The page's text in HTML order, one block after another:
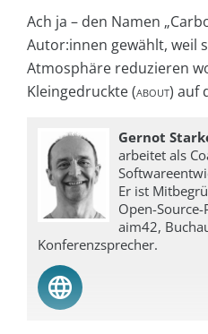
Ach ja – den Namen
Autor:innen gewählt, weil
Atmosphäre reduzieren
Kleingedruckte (about) auf
Gernot
arbeitet als
Er ist
Open-
aim42,
Konferenzsprecher.